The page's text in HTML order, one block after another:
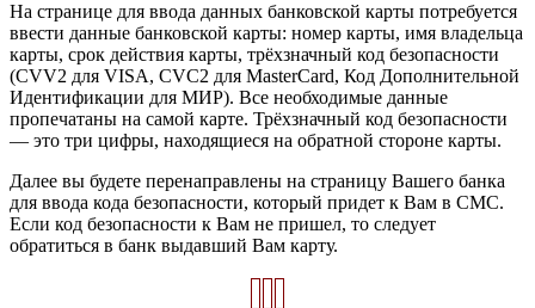
На странице для ввода данных банковской карты потребуется
ввести данные банковской карты: номер карты, имя владельца
карты, срок действия карты, трёхзначный код безопасности
(CVV2 для VISA, CVC2 для MasterCard, Код Дополнительной
Идентификации для МИР). Все необходимые данные
пропечатаны на самой карте. Трёхзначный код безопасности
— это три цифры, находящиеся на обратной стороне карты.
Далее вы будете перенаправлены на страницу Вашего банка
для ввода кода безопасности, который придет к Вам в СМС.
Если код безопасности к Вам не пришел, то следует
обратиться в банк выдавший Вам карту.